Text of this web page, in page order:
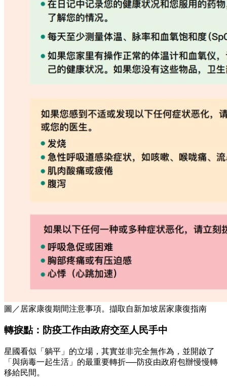
圖／居家康復期間注意事項。擷取自新加坡居家康復指南
轉捩點：防疫工作由政府交至人民手中
星國看似「躺平」的立場，其實並非完全無作為，並開啟了
「與病毒一起生活」的最重要轉折──防疫由政府包辦慢慢轉
移給民間。